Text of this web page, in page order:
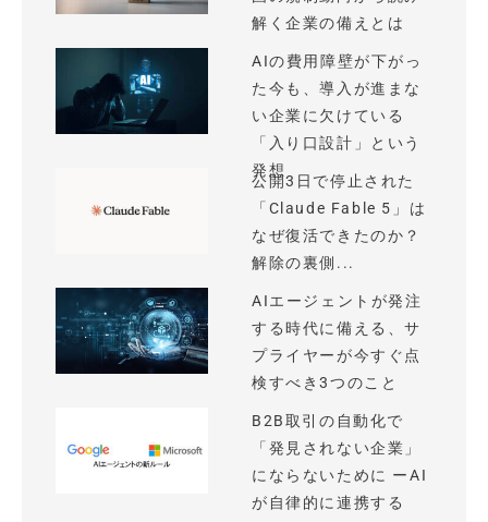
解く企業の備えとは
AIの費用障壁が下がっ
た今も、導入が進まな
い企業に欠けている
「入り口設計」という
発想
公開3日で停止された
「Claude Fable 5」は
なぜ復活できたのか？
解除の裏側...
AIエージェントが発注
する時代に備える、サ
プライヤーが今すぐ点
検すべき3つのこと
B2B取引の自動化で
「発見されない企業」
にならないために ーAI
が自律的に連携する